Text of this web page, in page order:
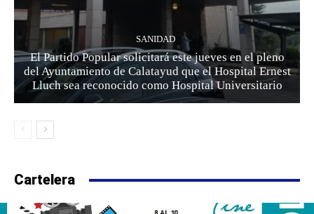
SANIDAD
El Partido Popular solicitará este jueves en el pleno
del Ayuntamiento de Calatayud que el Hospital Ernest
Lluch sea reconocido como Hospital Universitario
Cartelera